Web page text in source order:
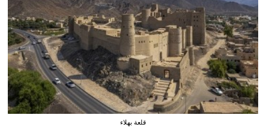
قلعة بهلاء